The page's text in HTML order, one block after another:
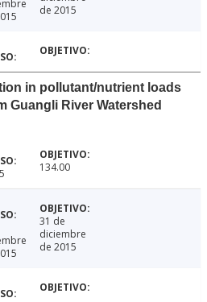
de 2015
in pollutant/nutrient loads
Guangli River Watershed
134.00
31 de
diciembre
de 2015